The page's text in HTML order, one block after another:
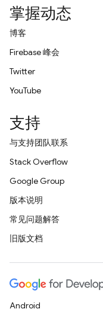
掌握动态
博客
Firebase 峰会
Twitter
YouTube
支持
与支持团队联系
Stack Overflow
Google Group
版本说明
常见问题解答
旧版文档
Android